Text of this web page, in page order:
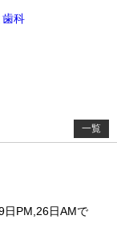
科
一覧
日PM,26日AMで